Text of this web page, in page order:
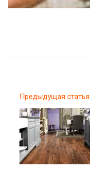
Предыдущая статья